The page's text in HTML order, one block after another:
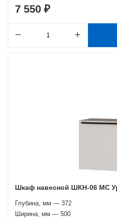
7 550 ₽
Шкаф навесной ШКН-06 МС
Глубина, мм — 372
Ширина, мм — 500